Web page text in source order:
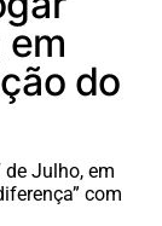
do
Julho, em
com